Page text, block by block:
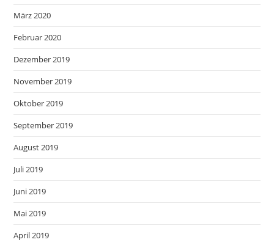
März 2020
Februar 2020
Dezember 2019
November 2019
Oktober 2019
September 2019
August 2019
Juli 2019
Juni 2019
Mai 2019
April 2019